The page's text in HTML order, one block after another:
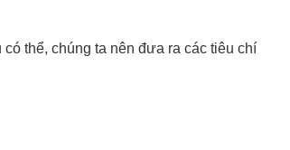
thể, chúng ta nên đưa ra các tiêu chí